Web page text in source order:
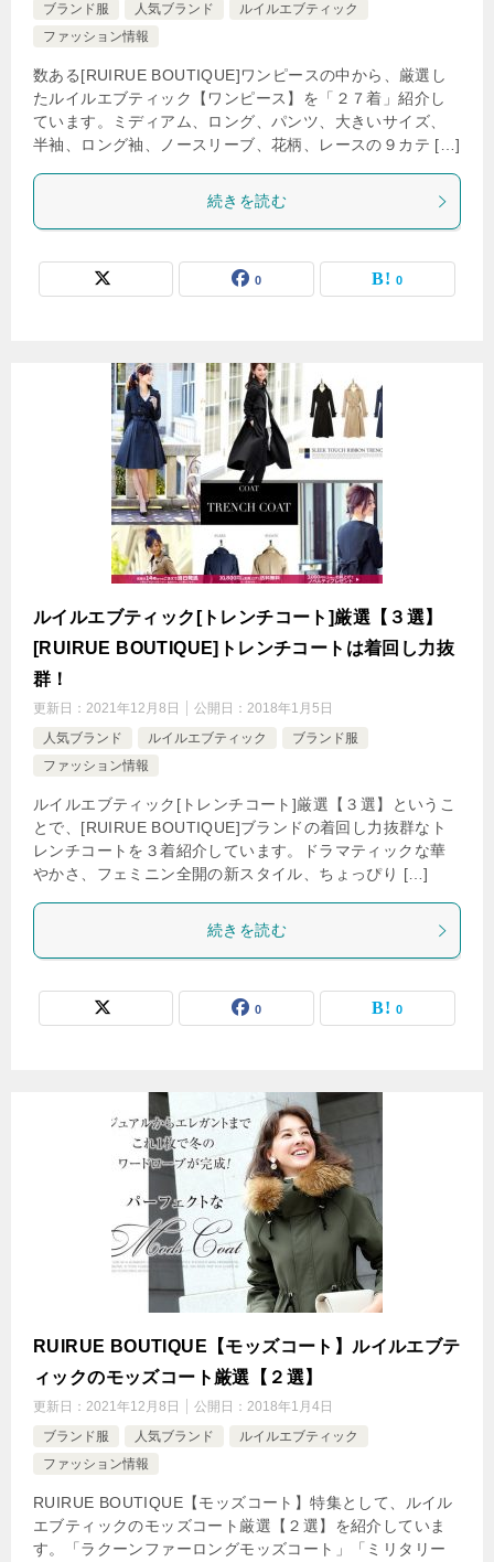
ブランド服
人気ブランド
ルイルエブティック
ファッション情報
数ある[RUIRUE BOUTIQUE]ワンピースの中から、厳選し
たルイルエブティック【ワンピース】を「２７着」紹介し
ています。ミディアム、ロング、パンツ、大きいサイズ、
半袖、ロング袖、ノースリーブ、花柄、レースの９カテ […]
続きを読む
0 0
ルイルエブティック[トレンチコート]厳選【３選】
[RUIRUE BOUTIQUE]トレンチコートは着回し力抜
群！
更新日： 2021年12月8日 公開日： 2018年1月5日
人気ブランド
ルイルエブティック
ブランド服
ファッション情報
ルイルエブティック[トレンチコート]厳選【３選】というこ
とで、[RUIRUE BOUTIQUE]ブランドの着回し力抜群なト
レンチコートを３着紹介しています。ドラマティックな華
やかさ、フェミニン全開の新スタイル、ちょっぴり […]
続きを読む
0 0
RUIRUE BOUTIQUE【モッズコート】ルイルエブテ
ィックのモッズコート厳選【２選】
更新日： 2021年12月8日 公開日： 2018年1月4日
ブランド服
人気ブランド
ルイルエブティック
ファッション情報
RUIRUE BOUTIQUE【モッズコート】特集として、ルイル
エブティックのモッズコート厳選【２選】を紹介していま
す。「ラクーンファーロングモッズコート」「ミリタリー